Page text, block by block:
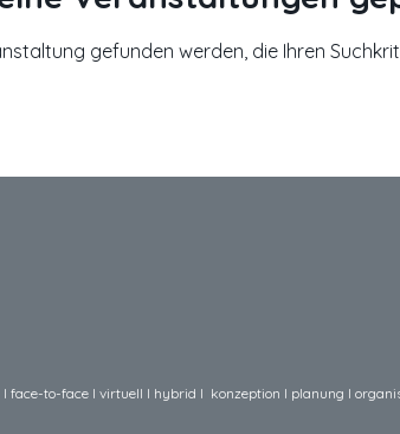
gefunden werden, die Ihren
I face-to-face I virtuell I hybrid I konzeption I planung I